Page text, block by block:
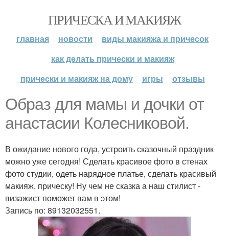
ПРИЧЕСКА И МАКИЯЖ
главная новости
виды макияжа и причесок
как делать прически и макияж
прически и макияж на дому
игры отзывы
Образ для мамы и дочки от
анастасии Колесниковой.
В ожидание нового года, устроить сказочный праздник
можно уже сегодня! Сделать красивое фото в стенах
фото студии, одеть нарядное платье, сделать красивый
макияж, прическу! Ну чем не сказка а наш стилист -
визажист поможет вам в этом!
Запись по: 89132032551.